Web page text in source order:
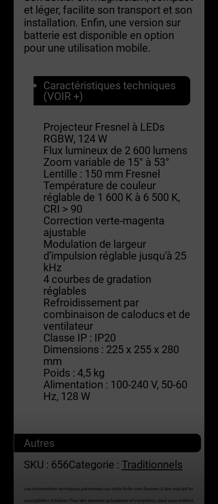
et léger, facilite son transport et son
installation. Enfin, une version sur
batterie est disponible en option
pour une utilisation mobile.
Caractéristiques techniques
(VOIR +)
Projecteur Fresnel à LEDs
RGBW, 124 W
Flux lumineux de 2 600 lumens
Zoom variable de 15° à 53°
Lentille : 150 mm Fresnel
Température de couleur
réglable de 1 600 K à 6 500 K,
CRI > 90
Correction verte-magenta
ajustable
Modulation de largeur
d’impulsion réglable jusqu’à 25
kHz
4 courbes de gradation
réglables
Refroidissement par
combinaison de caloducs et de
ventilateur
Classe IP : IP20
Dimensions : 225 x 255 x 280
mm
Poids : 4,5 kg
Alimentation : 100-240 V, 50-60
Hz, 128 W
Autres
SKU : 656Categorie : Traditionnels
Les informations techniques présentées sur cette fiche sont fournies à titre indicatif et
susceptibles d’évoluer. Pour des données actualisées et complètes, nous vous invitons